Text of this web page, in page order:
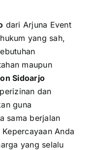
dari Arjuna Event
yang sah,
maupun
Sidoarjo
dan
guna
sama berjalan
Anda
yang selalu